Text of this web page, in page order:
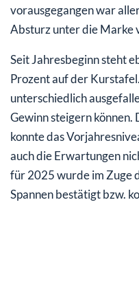
vorausgegangen war
Absturz unter die Marke
Seit Jahresbeginn steht
Prozent auf der
unterschiedlich
Gewinn steigern können.
konnte das
auch die Erwartungen
für 2025 wurde im Zuge
Spannen bestätigt bzw.